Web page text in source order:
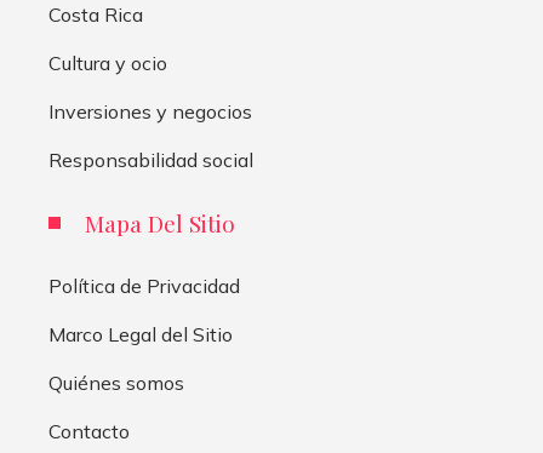
Costa Rica
Cultura y ocio
Inversiones y negocios
Responsabilidad social
Mapa Del Sitio
Política de Privacidad
Marco Legal del Sitio
Quiénes somos
Contacto